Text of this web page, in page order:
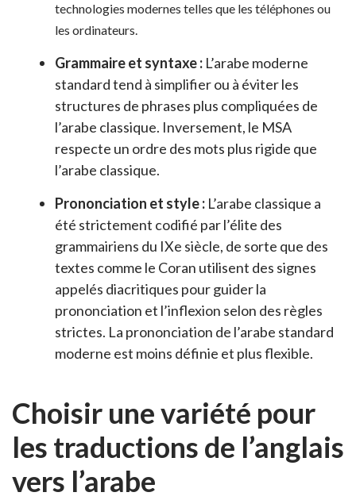
technologies modernes telles que les téléphones ou
les ordinateurs.
Grammaire et syntaxe : L’arabe moderne
standard tend à simplifier ou à éviter les
structures de phrases plus compliquées de
l’arabe classique. Inversement, le MSA
respecte un ordre des mots plus rigide que
l’arabe classique.
Prononciation et style : L’arabe classique a
été strictement codifié par l’élite des
grammairiens du IXe siècle, de sorte que des
textes comme le Coran utilisent des signes
appelés diacritiques pour guider la
prononciation et l’inflexion selon des règles
strictes. La prononciation de l’arabe standard
moderne est moins définie et plus flexible.
Choisir une variété pour
les traductions de l’anglais
vers l’arabe